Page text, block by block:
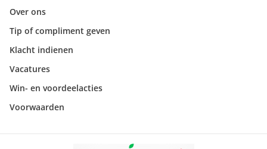
Over ons
Tip of compliment geven
Klacht indienen
Vacatures
Win- en voordeelacties
Voorwaarden